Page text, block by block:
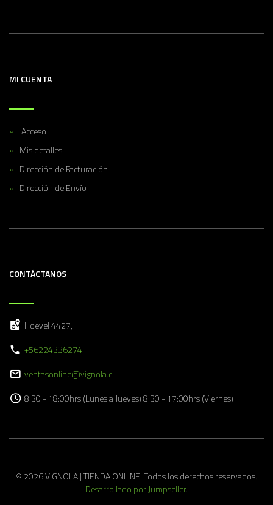
MI CUENTA
Acceso
Mis detalles
Dirección de Facturación
Dirección de Envío
CONTÁCTANOS
Hoevel 4427,
+56224336274
ventasonline@vignola.cl
8:30 - 18:00hrs (Lunes a Jueves) 8:30 - 17:00hrs (Viernes)
© 2026 VIGNOLA | TIENDA ONLINE. Todos los derechos reservados.
Desarrollado por Jumpseller.